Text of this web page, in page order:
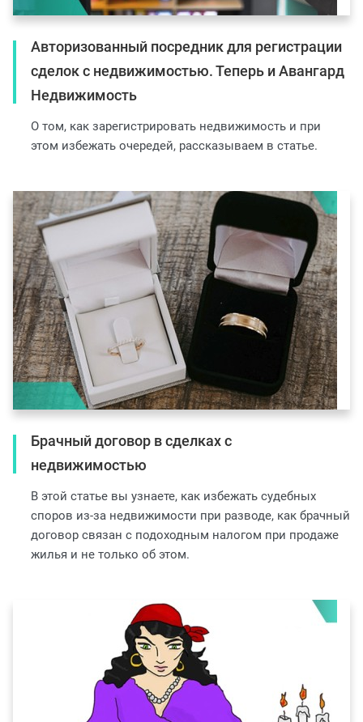
Авторизованный посредник для регистрации
сделок с недвижимостью. Теперь и Авангард
Недвижимость
О том, как зарегистрировать недвижимость и при
этом избежать очередей, рассказываем в статье.
Брачный договор в сделках с
недвижимостью
В этой статье вы узнаете, как избежать судебных
споров из-за недвижимости при разводе, как брачный
договор связан с подоходным налогом при продаже
жилья и не только об этом.